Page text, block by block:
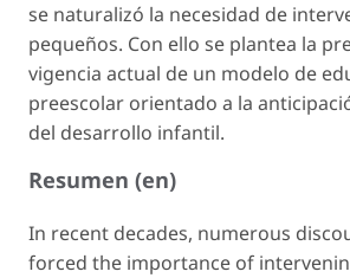
se naturalizó la necesidad de
pequeños. Con ello se plantea la
vigencia actual de un modelo de
preescolar orientado a la
del desarrollo infantil.
Resumen (en)
In recent decades, numerous
forced the importance of